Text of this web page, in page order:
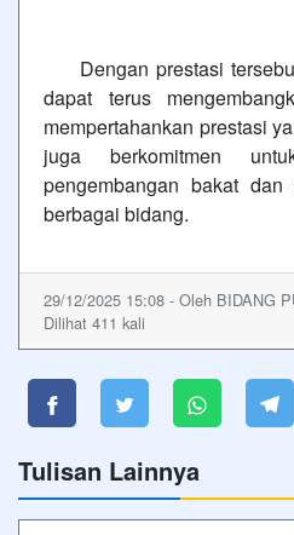
Dengan prestasi
dapat terus
mempertahankan prestasi
juga berkomitmen
pengembangan bakat
berbagai bidang.
29/12/2025 15:08 - Oleh BIDANG
Dilihat 411 kali
Tulisan Lainnya